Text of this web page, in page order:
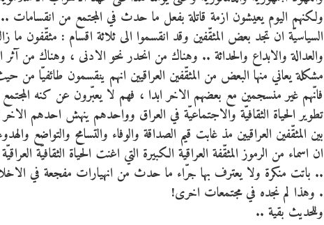
ولكنهم اليوم يعيشون ازمة قاتلة بفعل ما حدث في المجتمع من انقسامات
السياسيّة ان تجد بعض المثقّفين وقد انقسموا الى ثلاثة اقسام : مثقّفون ما
والعدالة والابداع والحداثة .. وهناك من انحدر نحو الادنى ، وهناك
مشكلة يعاني منها البعض من المثقّفين العراقيين انهم ينقسمون طائفيّا
فانّهم غير منسجمين مع بعضهم الاخر ابدا ، فهم لا يعبّرون عن كنه
تطوير الحياة الثقافيّة والاجتماعيّة في العراق وواحدهم ينهش احدهم
بين المثقّفين العراقيين مذ غابت قيم الصداقة والوفاء والتسامح والتواضع
ان اسماء من الرموز المثقّفة العراقية الكبيرة التي اغنت الحياة الثقافيّة
.. باتت منكرة ولا يعترف بها جرّاء ما حدث من انهيارات مفجعة في
. وهذا لم نجده في مجتمعات اخرى!
وللحديث بقية ..